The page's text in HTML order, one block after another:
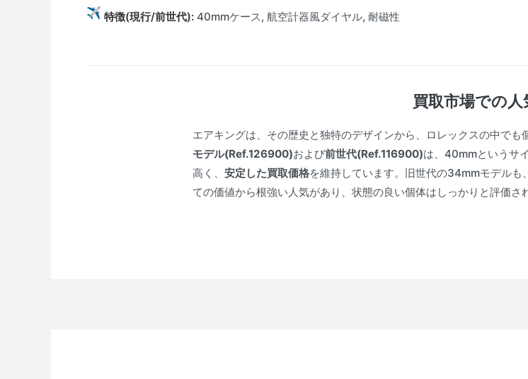
特徴(現行/前世代): 40mmケース, 航空計器風ダイヤル, 耐磁性
買取市場での人
エアキングは、その歴史と独特のデザインから、ロレックスの中で
モデル(Ref.126900)および前世代(Ref.116900)は、40mmというサ
高く、 安定した買取価格を維持しています。旧世代の34mmモデル
ての価値から根強い人気があり、状態の良い個体はしっかりと評価さ